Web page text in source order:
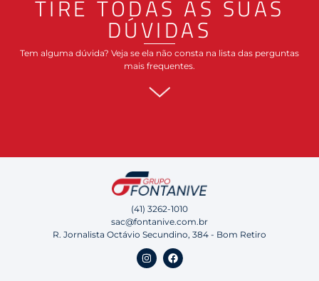
TIRE TODAS AS SUAS
DÚVIDAS
Tem alguma dúvida? Veja se ela não consta na lista das perguntas
mais frequentes.
(41) 3262-1010
sac@fontanive.com.br
R. Jornalista Octávio Secundino, 384 - Bom Retiro